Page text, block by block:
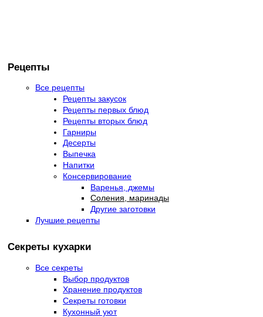
Рецепты
Все рецепты
Рецепты закусок
Рецепты первых блюд
Рецепты вторых блюд
Гарниры
Десерты
Выпечка
Напитки
Консервирование
Варенья, джемы
Соления, маринады
Другие заготовки
Лучшие рецепты
Секреты кухарки
Все секреты
Выбор продуктов
Хранение продуктов
Секреты готовки
Кухонный уют